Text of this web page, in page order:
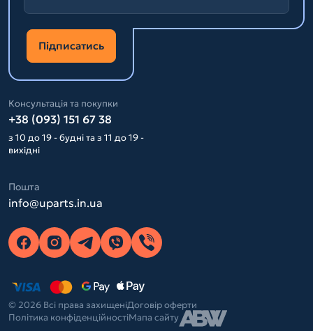
Підписатись
Консультація та покупки
+38 (093) 151 67 38
з 10 до 19 - будні та з 11 до 19 -
вихідні
Пошта
info@uparts.in.ua
© 2026 Всі права захищеніДоговір оферти
Політика конфіденційностіМапа сайту